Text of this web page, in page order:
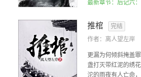
推棺
完结
作者： 离人望左岸
更漏为何倾斜掩盖
盏打灭带红泥的绣
沱的雨夜有人亡命